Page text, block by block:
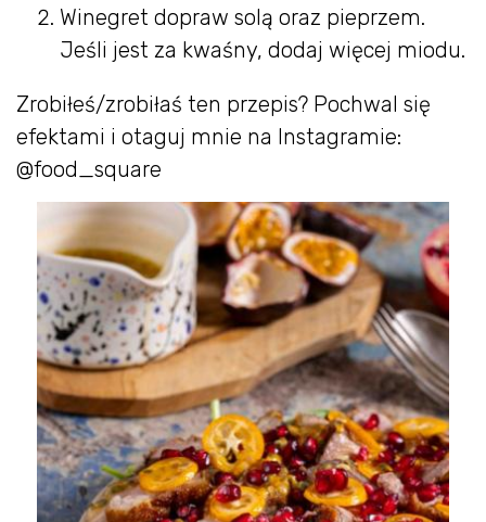
Winegret dopraw solą oraz pieprzem.
Jeśli jest za kwaśny, dodaj więcej miodu.
Zrobiłeś/zrobiłaś ten przepis? Pochwal się
efektami i otaguj mnie na Instagramie:
@food_square